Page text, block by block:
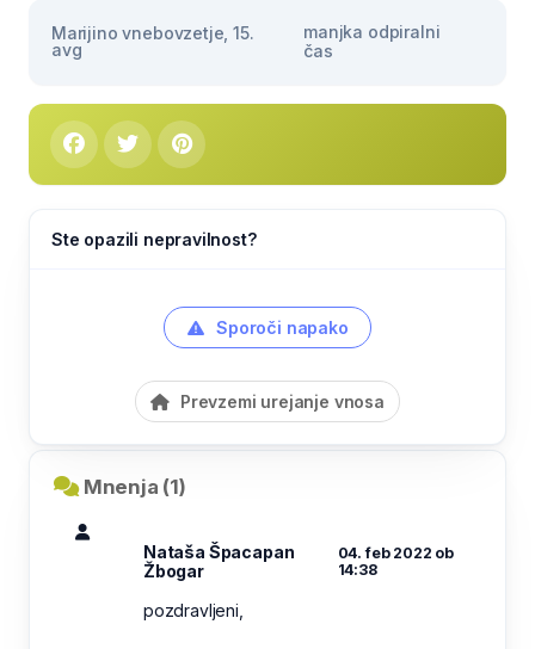
Marijino vnebovzetje, 15.
avg
manjka odpiralni
čas
Ste opazili nepravilnost?
Sporoči napako
Prevzemi urejanje vnosa
Mnenja (1)
Nataša Špacapan
Žbogar
04. feb 2022 ob
14:38
pozdravljeni,